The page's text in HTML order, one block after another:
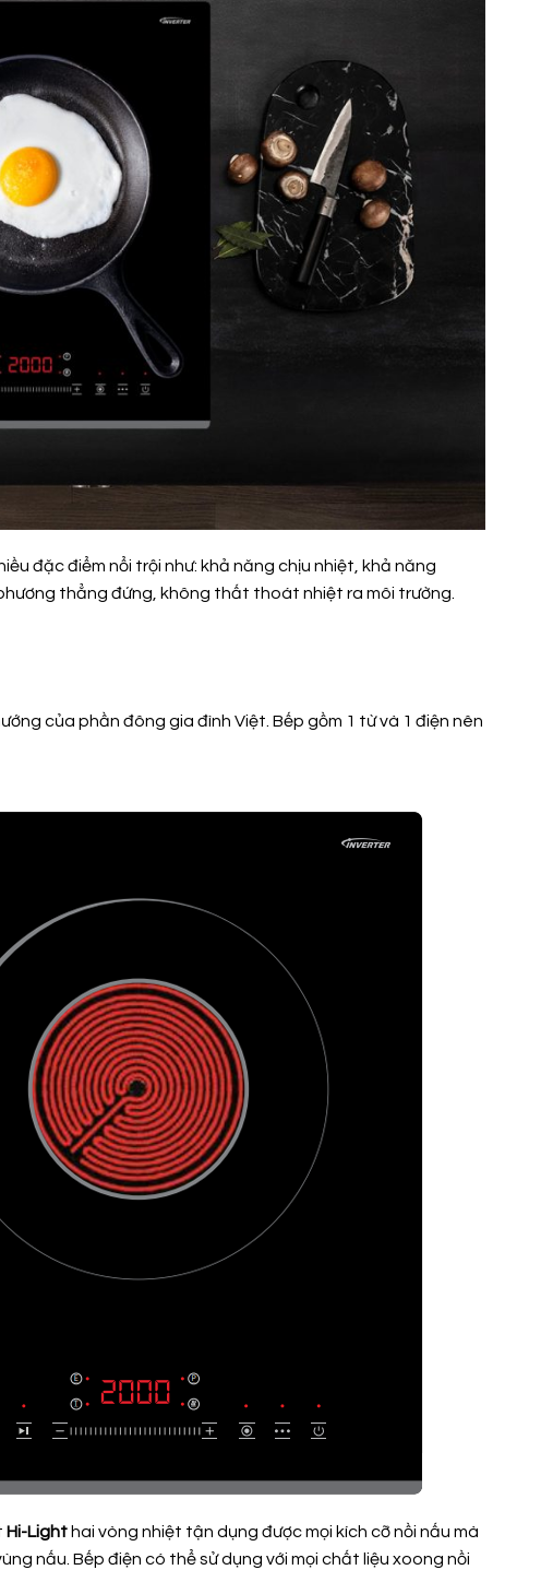
đặc điểm nổi trội như: khả năng chịu nhiệt, khả năng
thẳng đứng, không thất thoát nhiệt ra môi trường.
của phần đông gia đình Việt. Bếp gồm 1 từ và 1 điện nên
Hi-Light hai vòng nhiệt tận dụng được mọi kích cỡ nồi nấu mà
nấu. Bếp điện có thể sử dụng với mọi chất liệu xoong nồi